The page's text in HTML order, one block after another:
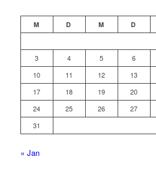
M D M D
3
4 5 6
10
11 12 13
17
18 19 20
24
25 26 27
31
« Jan